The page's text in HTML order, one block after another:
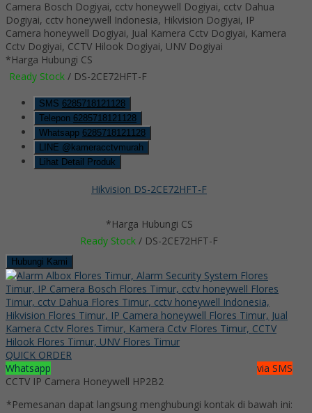
*Harga Hubungi CS
Ready Stock / DS-2CE72HFT-F
SMS 6285718121128
Telepon 6285718121128
Whatsapp 6285718121128
LINE @kameracctvmurah
Lihat Detail Produk
Hikvision DS-2CE72HFT-F
*Harga Hubungi CS
Ready Stock / DS-2CE72HFT-F
Hubungi Kami
QUICK ORDER
Whatsapp
via SMS
CCTV IP Camera Honeywell HP2B2
*Pemesanan dapat langsung menghubungi kontak di bawah ini: